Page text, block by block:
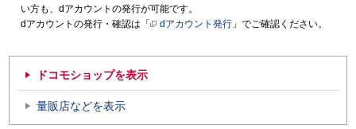
い方も、dアカウントの発行が可能です。
dアカウントの発行・確認は「
dアカウント発行 」でご確認ください。
ドコモショップを表示
量販店などを表示